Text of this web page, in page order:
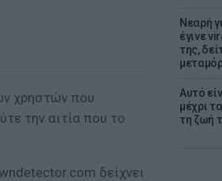
Νεαρή
έγινε
της,
Αυτό
μέχρι
τη ζωή
χρηστών που
την αιτία που το
δείχνει